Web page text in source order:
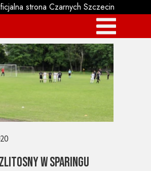
w sparingu
strona Czarnych Szczecin